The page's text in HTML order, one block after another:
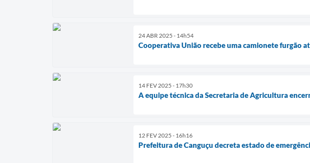
24 ABR 2025 - 14h54
Cooperativa União recebe uma camionete furgão
14 FEV 2025 - 17h30
A equipe técnica da Secretaria de Agricultura
12 FEV 2025 - 16h16
Prefeitura de Canguçu decreta estado de